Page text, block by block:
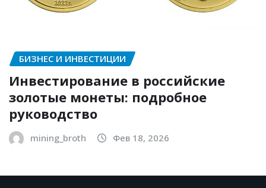
БИЗНЕС И ИНВЕСТИЦИИ
Инвестирование в российские
золотые монеты: подробное
руководство
mining_broth Фев 18, 2026